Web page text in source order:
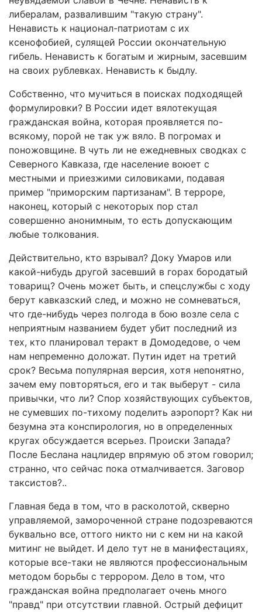
либералам, развалившим "такую страну".
Ненависть к национал-патриотам с их
ксенофобией, сулящей России окончательную
гибель. Ненависть к богатым и жирным, засевшим
на своих рублевках. Ненависть к быдлу.
Собственно, что мучиться в поисках подходящей
формулировки? В России идет вялотекущая
гражданская война, которая проявляется по-
всякому, порой не так уж вяло. В погромах и
поножовщине. В чуть ли не ежедневных сводках с
Северного Кавказа, где население воюет с
местными и приезжими силовиками, подавая
пример "приморским партизанам". В терроре,
наконец, который с некоторых пор стал
совершенно анонимным, то есть допускающим
любые толкования.
Действительно, кто взрывал? Доку Умаров или
какой-нибудь другой засевший в горах бородатый
товарищ? Очень может быть, и спецслужбы с ходу
берут кавказский след, и можно не сомневаться,
что где-нибудь через полгода в бою возле села с
неприятным названием будет убит последний из
тех, кто планировал теракт в Домодедове, о чем
нам непременно доложат. Путин идет на третий
срок? Весьма популярная версия, хотя непонятно,
зачем ему повторяться, его и так выберут - сила
привычки, что ли? Спор хозяйствующих субъектов,
не сумевших по-тихому поделить аэропорт? Как ни
безумна эта конспирология, но в определенных
кругах обсуждается всерьез. Происки Запада?
После Беслана нацлидер впрямую об этом говорил;
странно, что сейчас пока отмалчивается. Заговор
таксистов?..
Главная беда в том, что в расколотой, скверно
управляемой, замороченной стране подозреваются
буквально все, оттого никто ни с кем ни на какой
митинг не выйдет. И дело тут не в манифестациях,
которые все-таки не являются профессиональным
методом борьбы с террором. Дело в том, что
гражданская война предполагает очень много
"правд" при отсутствии главной. Острый дефицит